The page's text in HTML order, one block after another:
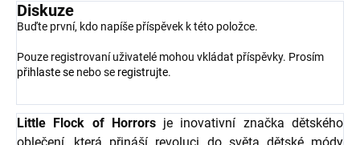
Diskuze
Buďte první, kdo napíše příspěvek k této položce.
Pouze registrovaní uživatelé mohou vkládat příspěvky. Prosím
přihlaste se nebo se registrujte.
Little Flock of Horrorsje inovativní značka dětského